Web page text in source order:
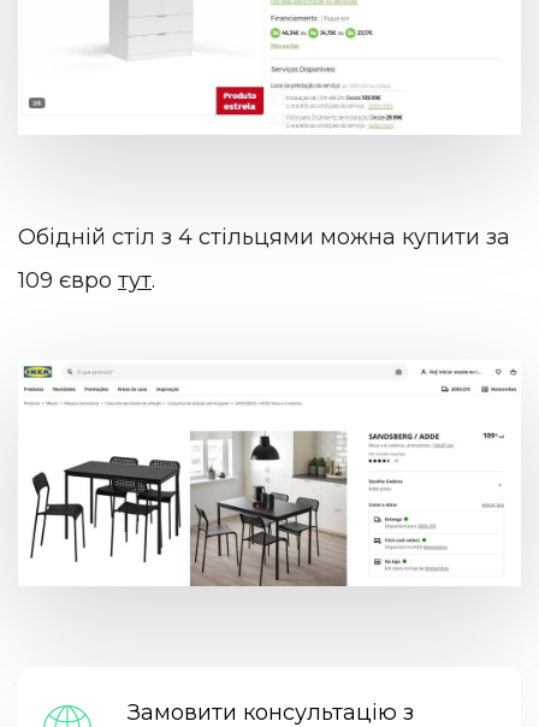
Обідній стіл з 4 стільцями можна купити за
109 євро тут.
Замовити консультацію з